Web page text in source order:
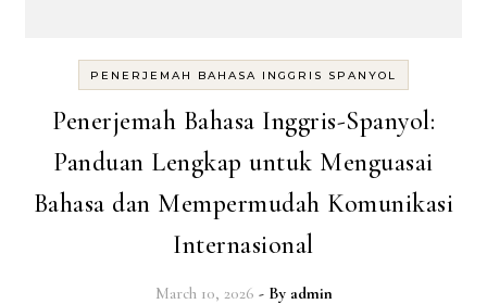
PENERJEMAH BAHASA INGGRIS SPANYOL
Penerjemah Bahasa Inggris-Spanyol:
Panduan Lengkap untuk Menguasai
Bahasa dan Mempermudah Komunikasi
Internasional
March 10, 2026 - By admin